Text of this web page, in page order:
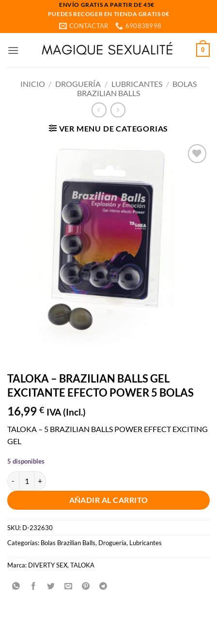
ENVÍO GRATIS A PARTIR DE 45€
PUEDES RECOGER EN TIENDA GRATIS 0€
CONTACTAR 690838998
0
INICIO / DROGUERÍA / LUBRICANTES / BOLAS
BRAZILIAN BALLS
VER MENU DE CATEGORIAS
TALOKA – BRAZILIAN BALLS GEL
EXCITANTE EFECTO POWER 5 BOLAS
16,99 € IVA (Incl.)
TALOKA – 5 BRAZILIAN BALLS POWER EFFECT EXCITING
GEL
5 disponibles
TALOKA - BRAZILIAN BALLS GEL EXCITANTE EFECTO POWER 5
AÑADIR AL CARRITO
SKU: D-232630
Categorías: Bolas Brazilian Balls, Droguería, Lubricantes
Marca: DIVERTY SEX, TALOKA